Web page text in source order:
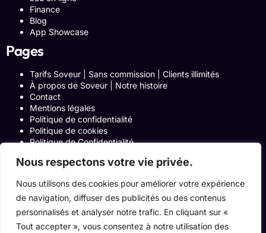
Nous respectons votre vie privée.
Nous utilisons des cookies pour améliorer votre expérience
de navigation, diffuser des publicités ou des contenus
personnalisés et analyser notre trafic. En cliquant sur «
Tout accepter », vous consentez à notre utilisation des
Finance
Blog
App Showcase
Pages
Tarifs Soveur | Sans commission | Clients illimités
À propos de Soveur | Notre histoire
Contact
Mentions légales
Politique de confidentialité
Politique de cookies
Politique de Confidentialité
Blog
Programme Affiliation
Conditions générales d’utilisation
ACCUEIL